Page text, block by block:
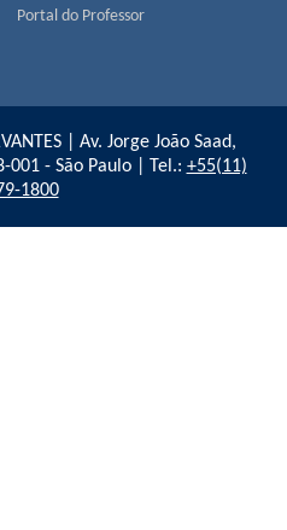
Portal do Professor
| Av. Jorge João Saad,
001 - São Paulo | Tel.: +55(11)
1800